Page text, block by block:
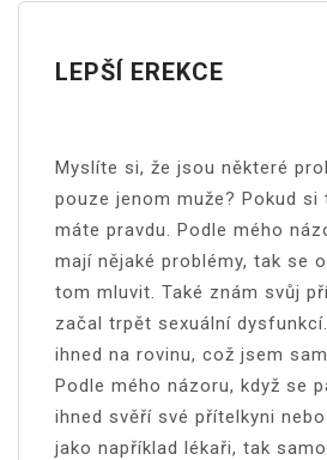
LEPŠÍ EREKCE
Myslíte si, že jsou některé
pouze jenom muže? Pokud
máte pravdu. Podle mého
mají nějaké problémy, tak se
tom mluvit. Také znám svůj
začal trpět sexuální
ihned na rovinu, což jsem
Podle mého názoru, když se
ihned svěří své přítelkyni
jako například lékaři, tak